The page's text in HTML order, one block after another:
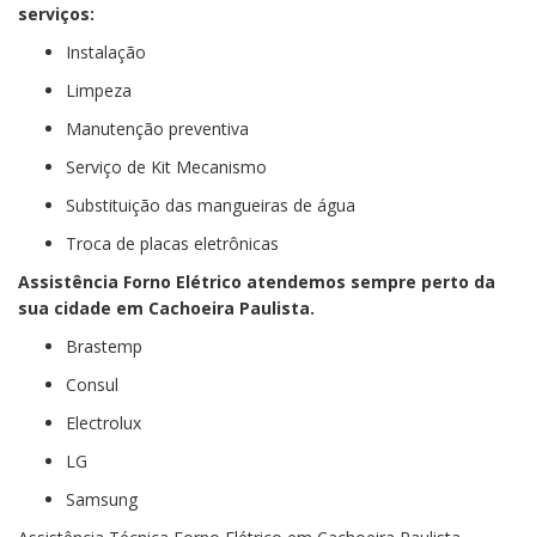
serviços:
Instalação
Limpeza
Manutenção preventiva
Serviço de Kit Mecanismo
Substituição das mangueiras de água
Troca de placas eletrônicas
Assistência Forno Elétrico atendemos sempre perto da
sua cidade em Cachoeira Paulista.
Brastemp
Consul
Electrolux
LG
Samsung